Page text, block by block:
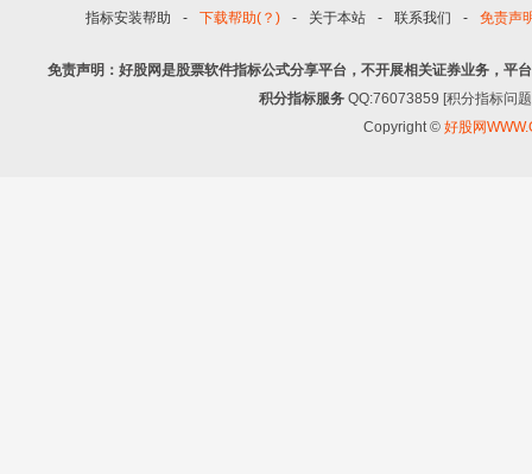
指标安装帮助 - 下载帮助(？) - 关于本站 - 联系我们 - 免责声
免责声明：好股网是股票软件指标公式分享平台，不开展相关证券业务，平
积分指标服务 QQ:76073859 [积分指标问
Copyright © 好股网